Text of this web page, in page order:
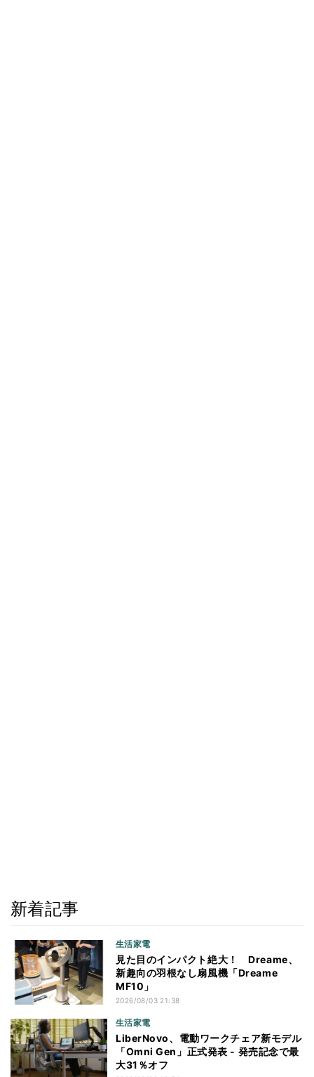
新着記事
生活家電
見た目のインパクト絶大！ Dreame、
新趣向の羽根なし扇風機「Dreame
MF10」
2026/08/03 21:38
生活家電
LiberNovo、電動ワークチェア新モデル
「Omni Gen」正式発表 - 発売記念で最
大31％オフ